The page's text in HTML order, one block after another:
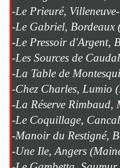
-Le Prieuré,
-Le Gabriel, Bordeaux
-Le Pressoir d'Argent,
-Les Sources de
-La Table de
-Chez Charles, Lumio
-La Réserve
-Le Coquillage,
-Manoir du Restigné,
-Une Ile, Angers